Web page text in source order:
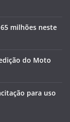
milhões neste
do Moto
para uso